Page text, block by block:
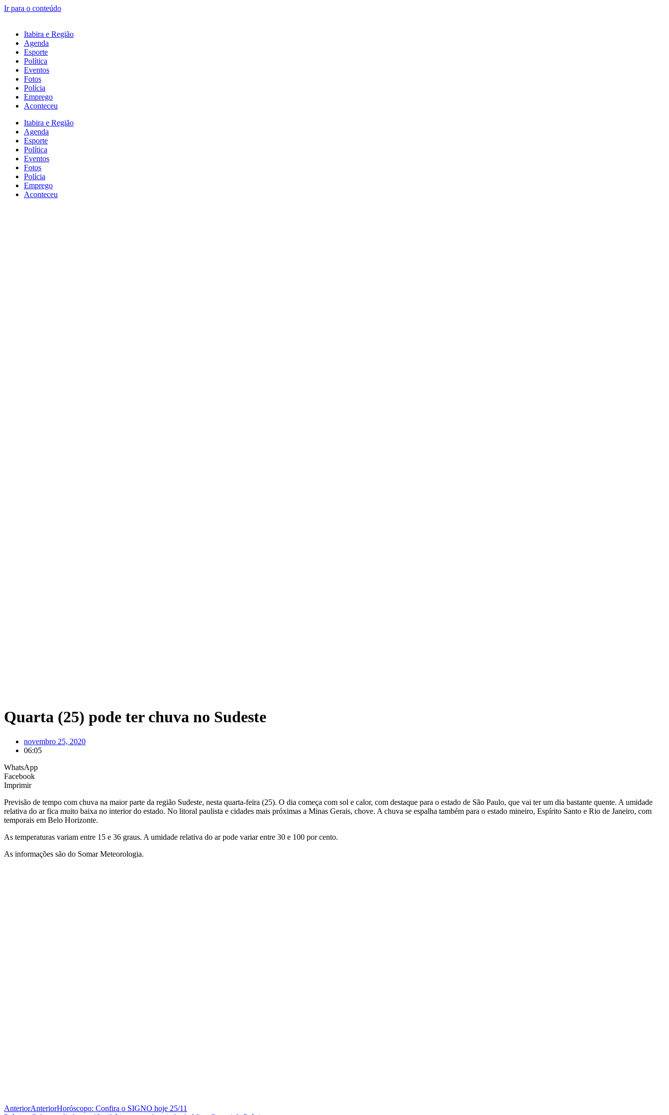
Ir para o conteúdo
Itabira e Região
Agenda
Esporte
Política
Eventos
Fotos
Polícia
Emprego
Aconteceu
Itabira e Região
Agenda
Esporte
Política
Eventos
Fotos
Polícia
Emprego
Aconteceu
Quarta (25) pode ter chuva no Sudeste
novembro 25, 2020
06:05
WhatsApp
Facebook
Imprimir
Previsão de tempo com chuva na maior parte da região Sudeste, nesta quarta-feira (25). O dia começa com sol e calor, com destaque para o estado de São Paulo, que vai ter um dia bastante quente. A umidade
relativa do ar fica muito baixa no interior do estado. No litoral paulista e cidades mais próximas a Minas Gerais, chove. A chuva se espalha também para o estado mineiro, Espírito Santo e Rio de Janeiro, com
temporais em Belo Horizonte.
As temperaturas variam entre 15 e 36 graus. A umidade relativa do ar pode variar entre 30 e 100 por cento.
As informações são do Somar Meteorologia.
AnteriorAnteriorHoróscopo: Confira o SIGNO hoje 25/11